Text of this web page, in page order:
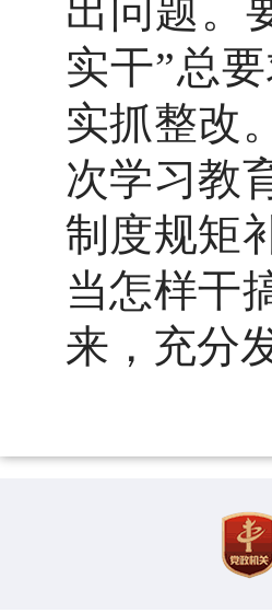
出问题。
实干”总
实抓整改
次学习教
制度规矩
当怎样干
来，充分